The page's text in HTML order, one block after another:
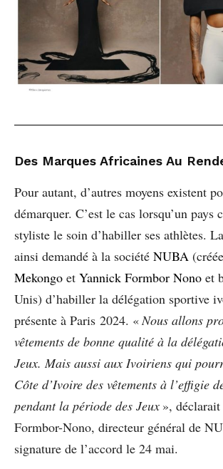
Des Marques Africaines Au
Pour autant, d’autres moyens existent
démarquer. C’est le cas lorsqu’un pays
styliste le soin d’habiller ses athlètes.
ainsi demandé à la société NUBA
Mekongo et Yannick Formbor Nono et
Unis) d’habiller la délégation sportive
présente à Paris 2024. « Nous allons
vêtements de bonne qualité à la
Jeux. Mais aussi aux Ivoiriens qui
Côte d’Ivoire des vêtements à l’effigie
pendant la période des Jeux »,
Formbor-Nono, directeur général de
signature de l’accord le 24 mai.